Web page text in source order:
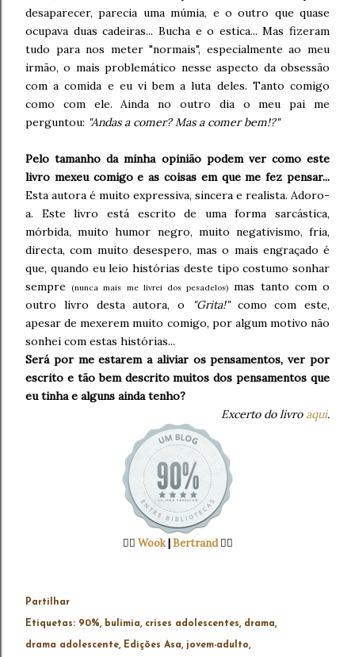
desaparecer, parecia uma múmia, e o outro que quase
ocupava duas cadeiras... Bucha e o estica... Mas fizeram
tudo para nos meter "normais", especialmente ao meu
irmão, o mais problemático nesse aspecto da obsessão
com a comida e eu vi bem a luta deles. Tanto comigo
como com ele. Ainda no outro dia o meu pai me
perguntou: "Andas a comer? Mas a comer bem!?"
Pelo tamanho da minha opinião podem ver como este
livro mexeu comigo e as coisas em que me fez pensar...
Esta autora é muito expressiva, sincera e realista. Adoro-
a. Este livro está escrito de uma forma sarcástica,
mórbida, muito humor negro, muito negativismo, fria,
directa, com muito desespero, mas o mais engraçado é
que, quando eu leio histórias deste tipo costumo sonhar
sempre
(nunca mais me livrei dos pesadelos) mas tanto com o
outro livro desta autora, o
"Grita!"como com este,
apesar de mexerem muito comigo, por algum motivo não
sonhei com estas histórias...
Será por me estarem a aliviar os pensamentos, ver por
escrito e tão bem descrito muitos dos pensamentos que
eu tinha e alguns ainda tenho?
Excerto do livro aqui.
👉🏻 Wook|Bertrand👈🏻
Partilhar
Etiquetas: 90% bulimia crises adolescentes drama
drama adolescente Edições Asa jovem-adulto